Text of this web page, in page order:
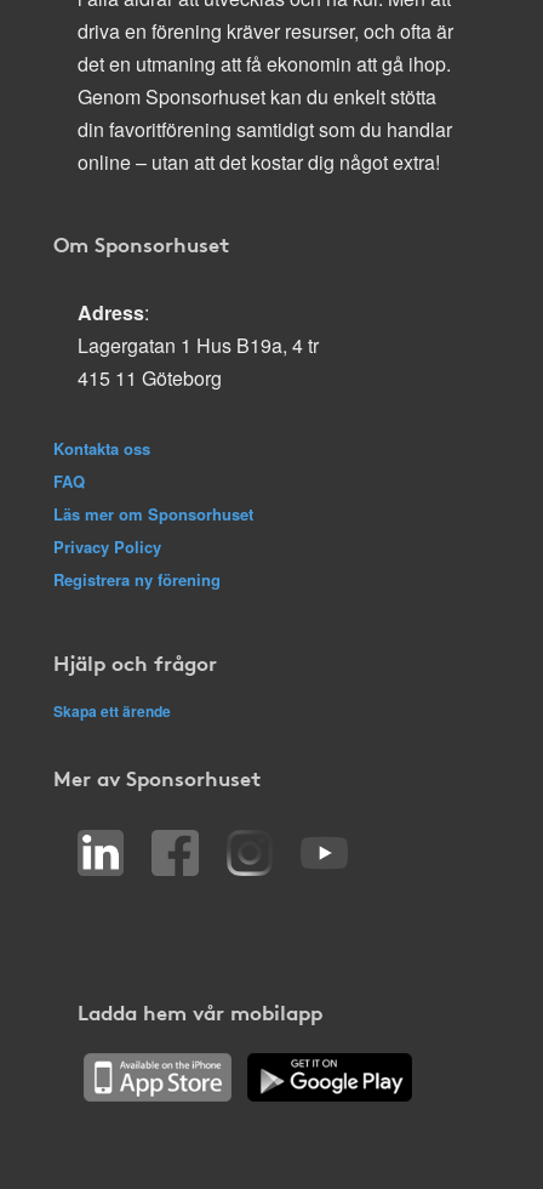
driva en förening kräver resurser, och ofta är
det en utmaning att få ekonomin att gå ihop.
Genom Sponsorhuset kan du enkelt stötta
din favoritförening samtidigt som du handlar
online – utan att det kostar dig något extra!
Om Sponsorhuset
Adress:
Lagergatan 1 Hus B19a, 4 tr
415 11 Göteborg
Kontakta oss
FAQ
Läs mer om Sponsorhuset
Privacy Policy
Registrera ny förening
Hjälp och frågor
Skapa ett ärende
Mer av Sponsorhuset
Ladda hem vår mobilapp